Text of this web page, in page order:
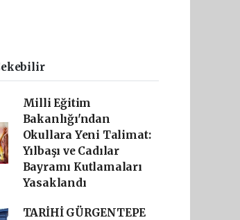
Milli Eğitim
Bakanlığı'ndan
Okullara Yeni Talimat:
Yılbaşı ve Cadılar
Bayramı Kutlamaları
Yasaklandı
TARİHİ GÜRGENTEPE